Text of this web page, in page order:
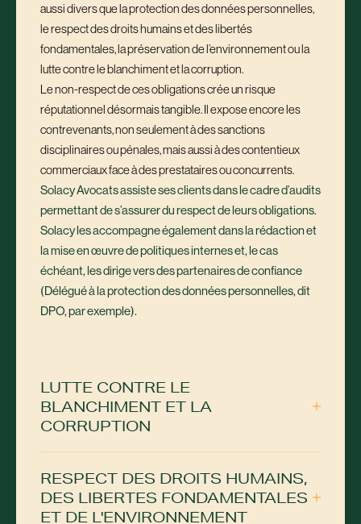
aussi divers que la protection des données personnelles,
le respect des droits humains et des libertés
fondamentales, la préservation de l’environnement ou la
lutte contre le blanchiment et la corruption.
Le non-respect de ces obligations crée un risque
réputationnel désormais tangible. Il expose encore les
contrevenants, non seulement à des sanctions
disciplinaires ou pénales, mais aussi à des contentieux
commerciaux face à des prestataires ou concurrents.
Solacy Avocats assiste ses clients dans le cadre d’audits
permettant de s’assurer du respect de leurs obligations.
Solacy les accompagne également dans la rédaction et
la mise en œuvre de politiques internes et, le cas
échéant, les dirige vers des partenaires de confiance
(Délégué à la protection des données personnelles, dit
DPO,par exemple).
LUTTE CONTRE LE
BLANCHIMENT ET LA
CORRUPTION
RESPECT DES DROITS HUMAINS,
DES LIBERTES FONDAMENTALES
ET DE L'ENVIRONNEMENT